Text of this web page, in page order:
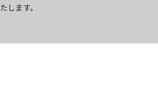
ます。